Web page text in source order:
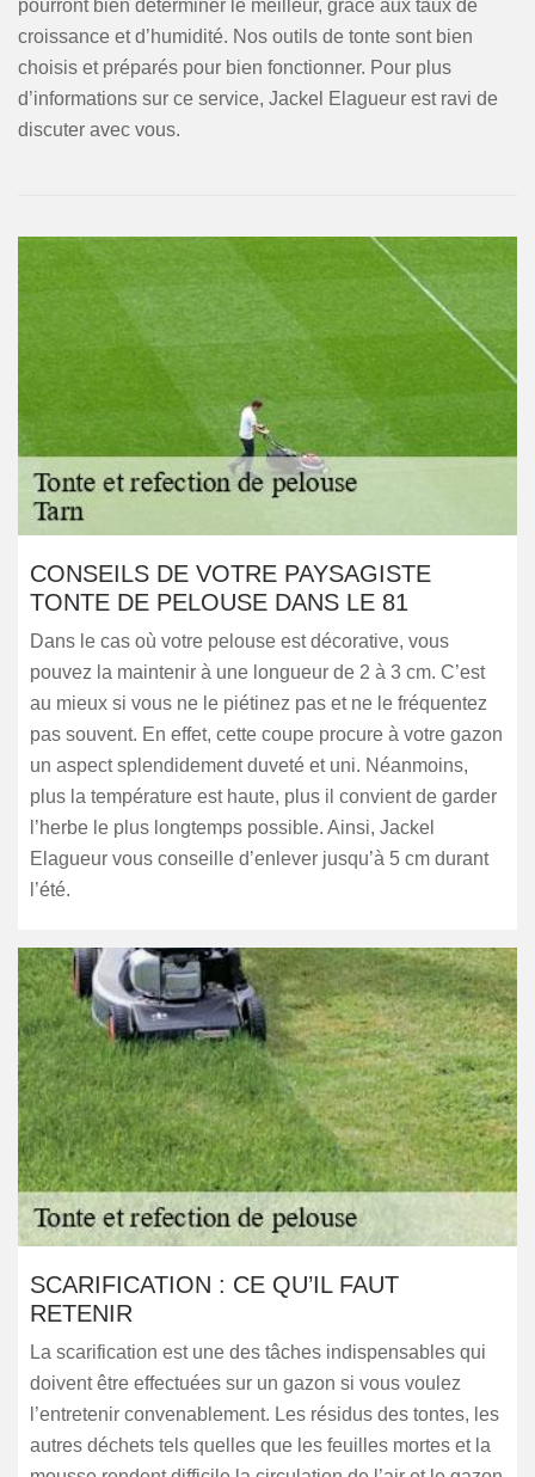
pourront bien déterminer le meilleur, grâce aux taux de
croissance et d’humidité. Nos outils de tonte sont bien
choisis et préparés pour bien fonctionner. Pour plus
d’informations sur ce service, Jackel Elagueur est ravi de
discuter avec vous.
CONSEILS DE VOTRE PAYSAGISTE
TONTE DE PELOUSE DANS LE 81
Dans le cas où votre pelouse est décorative, vous
pouvez la maintenir à une longueur de 2 à 3 cm. C’est
au mieux si vous ne le piétinez pas et ne le fréquentez
pas souvent. En effet, cette coupe procure à votre gazon
un aspect splendidement duveté et uni. Néanmoins,
plus la température est haute, plus il convient de garder
l’herbe le plus longtemps possible. Ainsi, Jackel
Elagueur vous conseille d’enlever jusqu’à 5 cm durant
l’été.
SCARIFICATION : CE QU’IL FAUT
RETENIR
La scarification est une des tâches indispensables qui
doivent être effectuées sur un gazon si vous voulez
l’entretenir convenablement. Les résidus des tontes, les
autres déchets tels quelles que les feuilles mortes et la